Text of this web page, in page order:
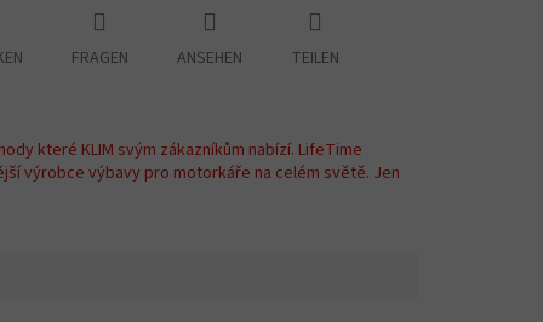
FRAGEN ANSEHEN TEILEN
které KLIM svým zákazníkům nabízí. LifeTime
výrobce výbavy pro motorkáře na celém světě. Jen